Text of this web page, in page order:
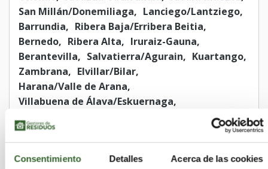
Consentimiento Detalles Acerca de las cookies
San Millán/Donemiliaga
Lanciego/Lantziego
Barrundia
Ribera Baja/Erribera Beitia
Bernedo
Ribera Alta
Iruraiz-Gauna
Berantevilla
Salvatierra/Agurain
Kuartango
Zambrana
Elvillar/Bilar
Harana/Valle de Arana
Villabuena de Álava/Eskuernaga
Baños de Ebro/Mañueta
Elburgo/Burgelu
Samaniego
Yécora/Iekora
Peñacerrada-Urizaharra
Vitoria-Gasteiz
Navaridas
Leza Lagrán
Oyón-Oion